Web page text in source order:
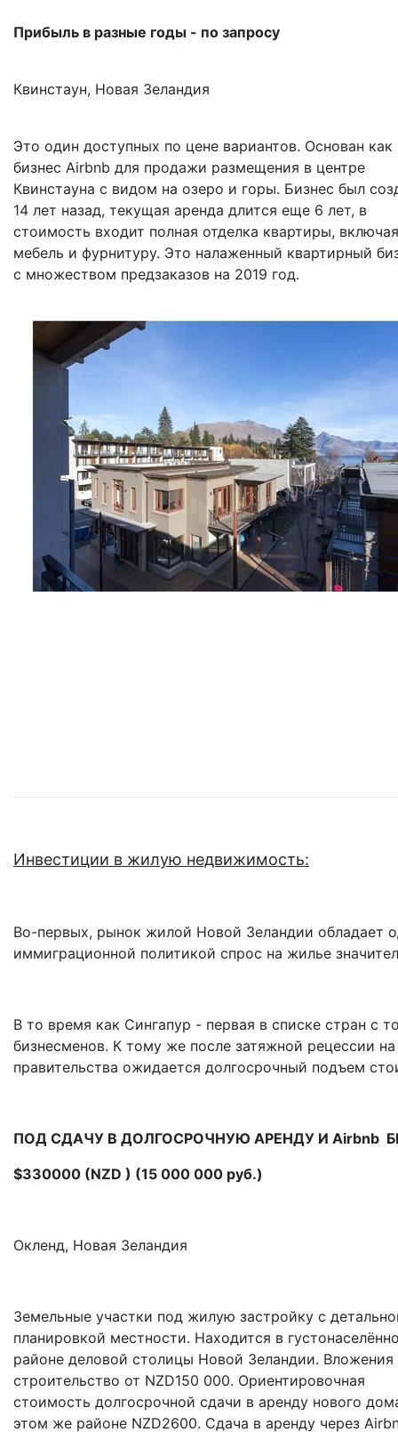
Прибыль в разные годы - по запросу
Квинстаун, Новая Зеландия
Это один доступных по цене вариантов. Основан как
бизнес Airbnb для продажи размещения в центре
Квинстауна с видом на озеро и горы. Бизнес был
14 лет назад, текущая аренда длится еще 6 лет, в
стоимость входит полная отделка квартиры,
мебель и фурнитуру. Это налаженный квартирный
с множеством предзаказов на 2019 год.
Инвестиции в жилую недвижимость:
Во-первых, рынок жилой Новой Зеландии обладает
иммиграционной политикой спрос на жилье
В то время как Сингапур - первая в списке стран с
бизнесменов. К тому же после затяжной рецессии
правительства ожидается долгосрочный подъем
ПОД СДАЧУ В ДОЛГОСРОЧНУЮ АРЕНДУ И Airbnb
$330000 (NZD ) (15 000 000 руб.)
Окленд, Новая Зеландия
Земельные участки под жилую застройку с
планировкой местности. Находится в
районе деловой столицы Новой Зеландии. Вложения
строительство от NZD150 000. Ориентировочная
стоимость долгосрочной сдачи в аренду нового
этом же районе NZD2600. Сдача в аренду через